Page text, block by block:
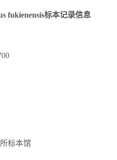
fukienensis标本记录信息
标本馆